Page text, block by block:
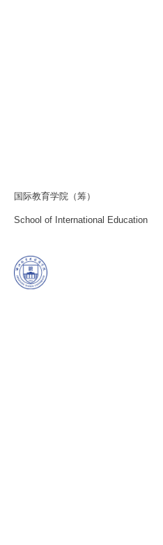
国际教育学院（筹）
School of International Education